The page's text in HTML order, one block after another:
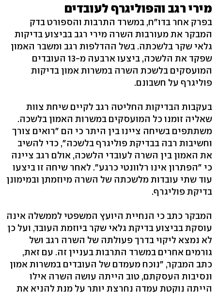
מירי רגב והפוליגרף לעובדים
בפרק אחר בדו"ח, במשרד התרבות והספורט בדק
המבקר את מעורבות השרה מירי רגב בביצוע בדיקות
גלאי שקר בלשכתה. בשל ההדלפות רגב ומשבר האמון
שפקד את הלשכה, ביצעו ארבעה מ-13 העובדים
המועסקים בלשכת השרה במשרות אמון בדיקות
פוליגרף על חשבונם.
בעקבות הבדיקות החליטה רגב לקיים שיחת צוות
שאליה זומנו כל המועסקים במשרות האמון בלשכה.
משתתפים בשיחה ציינו בין היתר כי הם "רואים צורך
וחשיבות רבה בבדיקת פוליגרף בלשכה", כדי להשיב
את האמון בין השרה לעובדי הלשכה, אולם רגב ציינה
כי "הפתרון אינו רלוונטי כרגע". לאחר שיחה זו ביצעו
עוד שתי עובדות מלשכתה של השרה מיוזמתן ובמימונן
בדיקת פוליגרף.
המבקר כתב כי הנחיית היועץ המשפטי לממשלה אינה
עוסקת בביצוע בדיקת גלאי שקר ביוזמת העובד, ועל כן
לא נמצא ליקוי בדרך פעולתה של השרה רגב ושל
גורמים אחרים במשרד התרבות בעניין זה. עם זאת,
כתב המבקר, "נוכח מעמדם של העובדים במשרות אמון
ונסיבות העסקתם, טוב הייתה עושה השרה אילו
הייתה נוקטת עמדה נחרצת יותר על מנת להניא את